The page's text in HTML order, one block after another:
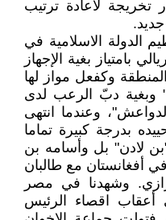
تخريجة لاعادة ترتيب
الدولة الاسلامية في
بامتياز بغية الإجهاز
وكفعل مواز لها
وبغية دبّ الرعب لدى
وعندما انتهى
بدرجة كبيرة تماما
لادن" بل وأسامه بن
مع طالبان
وشهدنا في مصر
أعقاب اقصاء الرئيس